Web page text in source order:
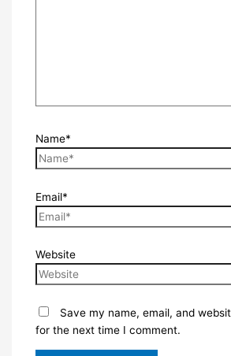
Name*
Email*
Website
Save my name, email, and
for the next time I comment.